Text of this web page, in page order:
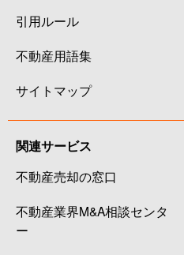
引用ルール
不動産用語集
サイトマップ
関連サービス
不動産売却の窓口
不動産業界M&A相談センタ
ー